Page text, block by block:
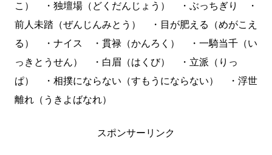
こ） ・独壇場（どくだんじょう） ・ぶっちぎり ・
前人未踏（ぜんじんみとう） ・目が肥える（めがこえ
る） ・ナイス ・貫禄（かんろく） ・一騎当千（い
っきとうせん） ・白眉（はくび） ・立派（りっ
ぱ） ・相撲にならない（すもうにならない） ・浮世
離れ（うきよばなれ）
スポンサーリンク